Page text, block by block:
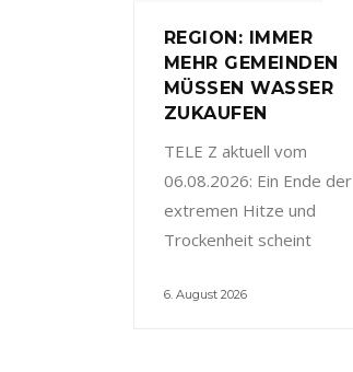
REGION: IMMER
MEHR GEMEINDEN
MÜSSEN WASSER
ZUKAUFEN
TELE Z aktuell vom
06.08.2026: Ein Ende der
extremen Hitze und
Trockenheit scheint
6. August 2026